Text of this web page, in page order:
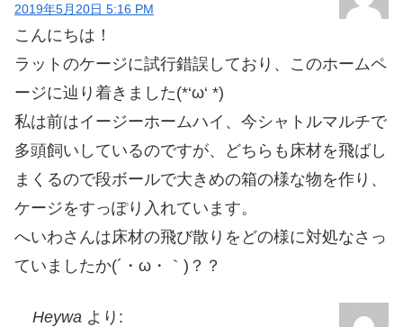
2019年5月20日 5:16 PM
こんにちは！
ラットのケージに試行錯誤しており、このホームペ
ージに辿り着きました(*‘ω‘ *)
私は前はイージーホームハイ、今シャトルマルチで
多頭飼いしているのですが、どちらも床材を飛ばし
まくるので段ボールで大きめの箱の様な物を作り、
ケージをすっぽり入れています。
へいわさんは床材の飛び散りをどの様に対処なさっ
ていましたか(´・ω・｀)？？
Heywa より: